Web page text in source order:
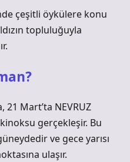
çeşitli öykülere konu
topluluğuyla
21 Mart’ta NEVRUZ
gerçekleşir. Bu
ve gece yarısı
ulaşır.